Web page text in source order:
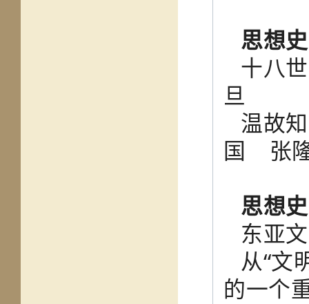
思想
十八
旦
温故
国 张
思想
东亚
从“文
的一